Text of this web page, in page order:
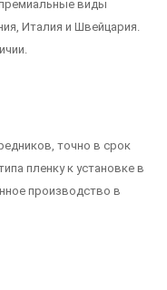
виды
Италия и Швейцария.
точно в срок
пленку к установке в
производство в